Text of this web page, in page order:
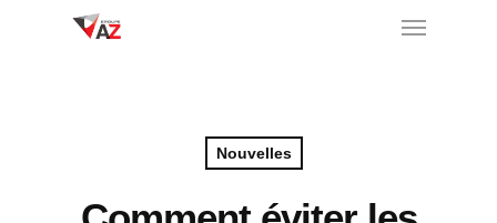
Nouvelles